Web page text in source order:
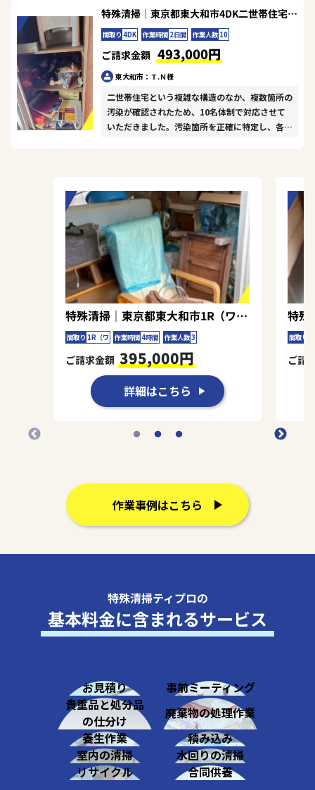
携し、2日間で2LDK全体を確実に原状回復する
ことができました。ご依頼者様からご満足いただ
けたご様子で、我々一同の励みになります。今後
も最高水準のサービス提供を心がけます。
特殊清掃｜東京都東大和市4DK二世帯住宅Ｔ.Ｎ様の作業事例
間取り 4DK 作業時間 2日間 作業人数 10
ご請求金額 493,000円
東大和市：Ｔ.Ｎ様
二世帯住宅という複雑な構造のなか、複数箇所の
汚染が確認されたため、10名体制で対応させて
いただきました。汚染箇所を正確に特定し、各エ
協力があったからこそです。今後も安全で衛生的
な住環境の実現に全力でサポートさせていただき
ます。
特殊清掃｜東京都東大和市1R（ワンルーム）アパートＭ.Ｍ様の作業事例
間取り 1R（ワ 作業時間4時間 作業人数3
ご請求金額 395,000円
詳細はこちら
間取り
ご請
作業事例はこちら
特殊清掃ティプロの
基本料金に含まれるサービス
お見積り
事前ミーティング
貴重品と処分品
の仕分け
廃棄物の処理作業
養生作業
積み込み
室内の清掃
水回りの清掃
リサイクル
合同供養